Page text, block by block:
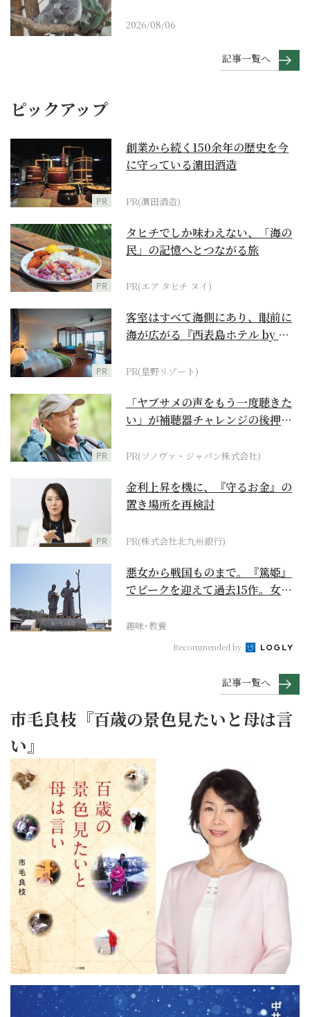
2026/08/06
記事一覧へ
ピックアップ
PR
創業から続く150余年の歴史を今
に守っている濵田酒造
PR(濵田酒造)
PR
タヒチでしか味わえない、「海の
民」の記憶へとつながる旅
PR(エア タヒチ ヌイ)
PR
客室はすべて海側にあり、眼前に
海が広がる『西表島ホテル by 星
PR(星野リゾート)
PR
「ヤブサメの声をもう一度聴きた
い」が補聴器チャレンジの後押し
PR(ソノヴァ・ジャパン株式会社)
PR
金利上昇を機に、『守るお金』の
置き場所を再検討
PR(株式会社北九州銀行)
悪女から戦国ものまで。『篤姫』
でピークを迎えて過去15作。女性
趣味･教養
Recommended by
記事一覧へ
市毛良枝『百歳の景色見たいと母は言
い』